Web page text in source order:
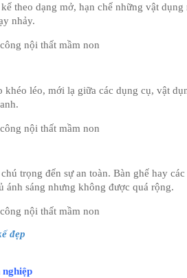
theo dạng mở, hạn chế những vật
nhảy.
léo, mới lạ giữa các dụng cụ, vật
trọng đến sự an toàn. Bàn ghế hay
ánh sáng nhưng không được quá rộng.
đẹp